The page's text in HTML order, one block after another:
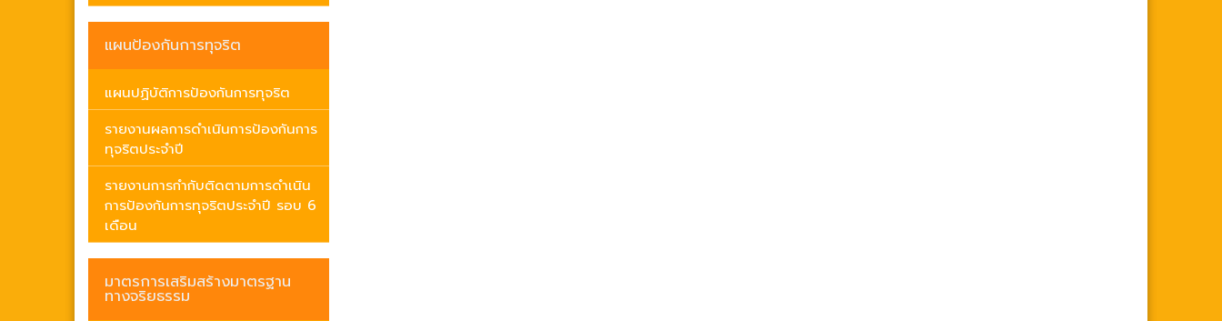
แผนป้องกันการทุจริต
แผนปฏิบัติการป้องกันการทุจริต
รายงานผลการดำเนินการป้องกันการ
ทุจริตประจำปี
รายงานการกำกับติดตามการดำเนิน
การป้องกันการทุจริตประจำปี รอบ 6
เดือน
มาตรการเสริมสร้างมาตรฐาน
ทางจริยธรรม